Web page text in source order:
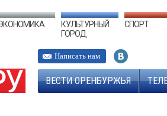
КУЛЬТУРНЫЙ
ГОРОД
СПОРТ
Написать нам
ВЕСТИ ОРЕНБУРЖЬЯ